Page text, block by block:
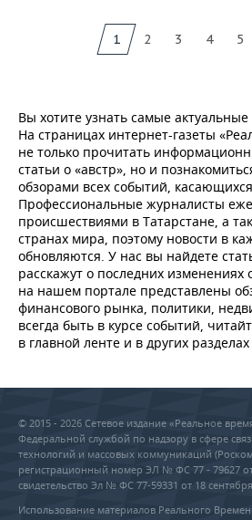
1 2 3 4 5
Вы хотите узнать самые актуальные
На страницах интернет-газеты
не только прочитать
статьи о «австр», но и
обзорами всех событий,
Профессиональные журналисты
происшествиями в Татарстане, а
странах мира, поэтому новости в
обновляются. У нас вы найдете
расскажут о последних изменениях
на нашем портале представлены
финансового рынка, политики,
всегда быть в курсе событий,
в главной ленте и в других
© 2015 - 2026 Сетевое издание «Реальное
Федеральной службой по надзору в сфере
технологий и массовых коммуникаций
регистрационный номер ЭЛ № ФС 77 - 79627 от
свидетельство Эл № ФС 77-59331 от 18
Использование материалов Реального